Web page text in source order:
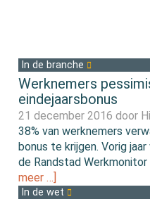
In de branche
Werknemers
eindejaarsbonus
21 december 2016 door
38% van werknemers
bonus te krijgen. Vorig
de Randstad Werkmonitor
meer …]
In de wet